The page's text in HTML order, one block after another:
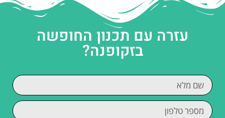
עזרה עם תכנון החופשה
בזקופנה?